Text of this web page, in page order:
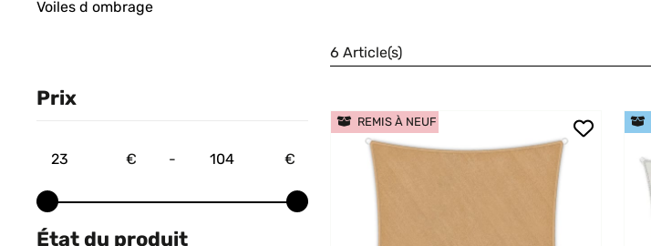
Voiles d ombrage
Prix
€ - €
État du produit
6 Article(s)
REMIS À NEUF